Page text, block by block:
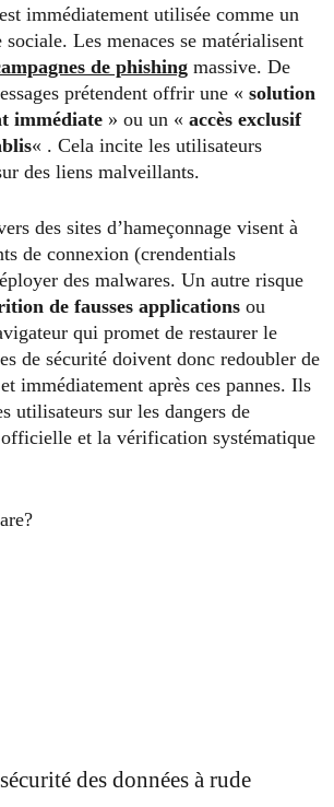
immédiatement utilisée comme un
Les menaces se matérialisent
de phishing massive. De
prétendent offrir une « solution
immédiate » ou un « accès exclusif
« . Cela incite les utilisateurs
des liens malveillants.
des sites d’hameçonnage visent à
de connexion (crendentials
des malwares. Un autre risque
de fausses applications ou
qui promet de restaurer le
de sécurité doivent donc redoubler de
immédiatement après ces pannes. Ils
utilisateurs sur les dangers de
et la vérification systématique
des données à rude